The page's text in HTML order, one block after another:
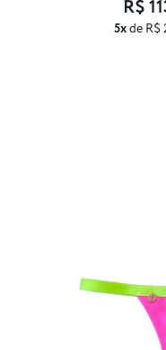
5xde R$
R$